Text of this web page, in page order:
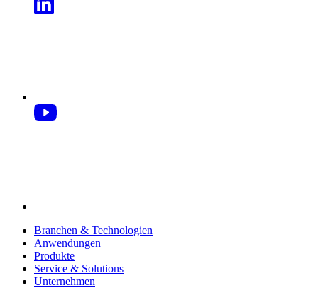
Branchen & Technologien
Anwendungen
Produkte
Service & Solutions
Unternehmen